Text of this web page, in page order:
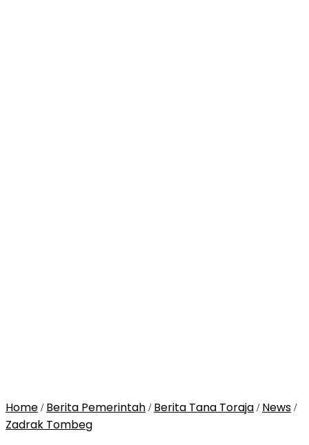
Home / Berita Pemerintah / Berita Tana Toraja / News /
Zadrak Tombeg